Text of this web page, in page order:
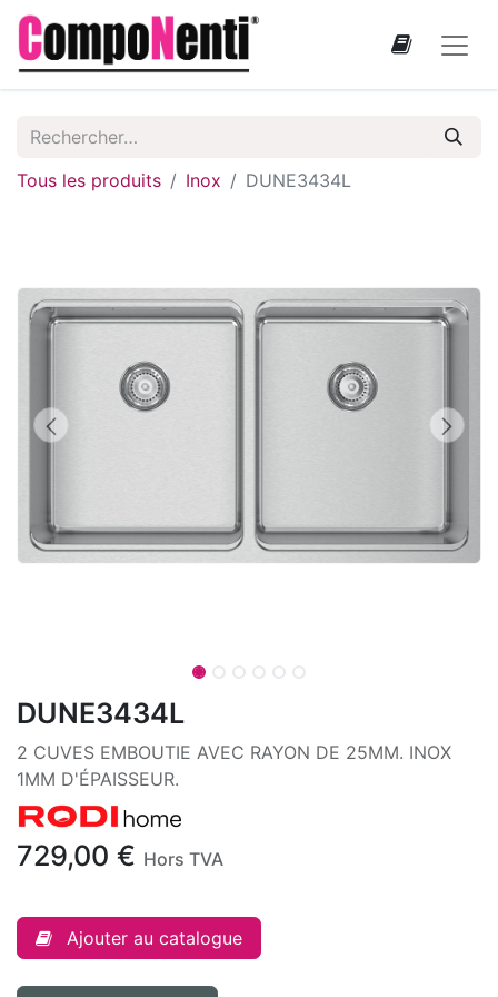
Tous les produits Inox DUNE3434L
DUNE3434L
2 CUVES EMBOUTIE AVEC RAYON DE 25MM. INOX
1MM D'ÉPAISSEUR.
729,00 € Hors TVA
Ajouter au catalogue